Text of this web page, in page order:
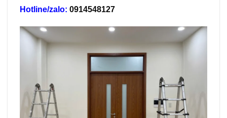
Hotline/zalo: 0914548127